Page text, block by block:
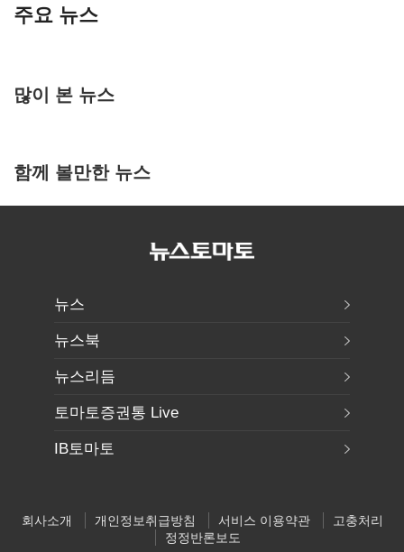
주요 뉴스
많이 본 뉴스
함께 볼만한 뉴스
뉴스
뉴스북
뉴스리듬
토마토증권통 Live
IB토마토
회사소개 개인정보취급방침 서비스 이용약관
고충처리
정정반론보도